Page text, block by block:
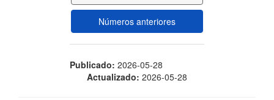
Números anteriores
Publicado: 2026-05-28
Actualizado: 2026-05-28